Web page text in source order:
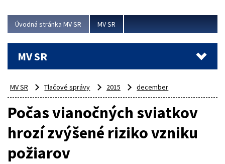
Úvodná stránka MV SR MV SR
MV SR
MV SR Tlačové správy 2015 december
Počas vianočných sviatkov
hrozí zvýšené riziko vzniku
požiarov